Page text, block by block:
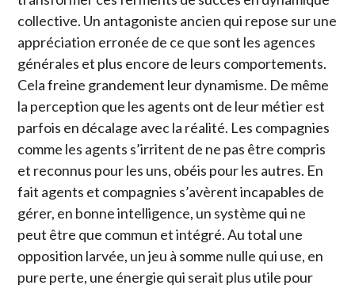
collective. Un antagoniste ancien qui repose sur une
appréciation erronée de ce que sont les agences
générales et plus encore de leurs comportements.
Cela freine grandement leur dynamisme. De même
la perception que les agents ont de leur métier est
parfois en décalage avec la réalité. Les compagnies
comme les agents s’irritent de ne pas être compris
et reconnus pour les uns, obéis pour les autres. En
fait agents et compagnies s’avèrent incapables de
gérer, en bonne intelligence, un système qui ne
peut être que commun et intégré. Au total une
opposition larvée, un jeu à somme nulle qui use, en
pure perte, une énergie qui serait plus utile pour